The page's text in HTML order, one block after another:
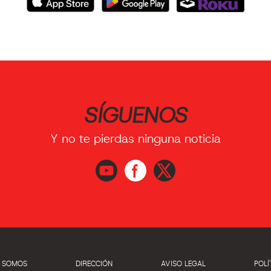
SÍGUENOS
Y no te pierdas ninguna noticia
SOMOS DIRECCIÓN AVISO LEGAL